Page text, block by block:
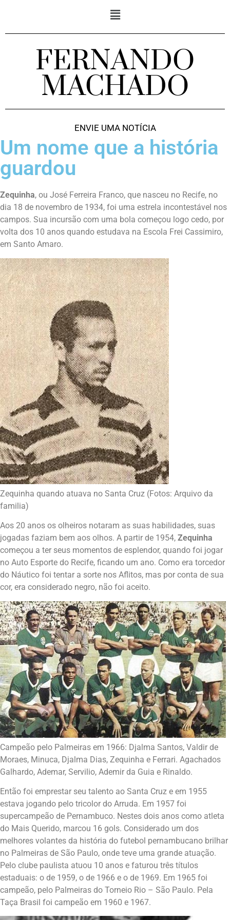
FERNANDO
MACHADO
ENVIE UMA NOTÍCIA
Um nome que a história
guardou
Zequinha, ou José Ferreira Franco, que nasceu no Recife, no
dia 18 de novembro de 1934, foi uma estrela incontestável nos
campos. Sua incursão com uma bola começou logo cedo, por
volta dos 10 anos quando estudava na Escola Frei Cassimiro,
em Santo Amaro.
Zequinha quando atuava no Santa Cruz (Fotos: Arquivo da
familia)
Aos 20 anos os olheiros notaram as suas habilidades, suas
jogadas faziam bem aos olhos. A partir de 1954, Zequinha
começou a ter seus momentos de esplendor, quando foi jogar
no Auto Esporte do Recife, ficando um ano. Como era torcedor
do Náutico foi tentar a sorte nos Aflitos, mas por conta de sua
cor, era considerado negro, não foi aceito.
Campeão pelo Palmeiras em 1966: Djalma Santos, Valdir de
Moraes, Minuca, Djalma Dias, Zequinha e Ferrari. Agachados
Galhardo, Ademar, Servilio, Ademir da Guia e Rinaldo.
Então foi emprestar seu talento ao Santa Cruz e em 1955
estava jogando pelo tricolor do Arruda. Em 1957 foi
supercampeão de Pernambuco. Nestes dois anos como atleta
do Mais Querido, marcou 16 gols. Considerado um dos
melhores volantes da história do futebol pernambucano brilhar
no Palmeiras de São Paulo, onde teve uma grande atuação.
Pelo clube paulista atuou 10 anos e faturou três títulos
estaduais: o de 1959, o de 1966 e o de 1969. Em 1965 foi
campeão, pelo Palmeiras do Torneio Rio – São Paulo. Pela
Taça Brasil foi campeão em 1960 e 1967.